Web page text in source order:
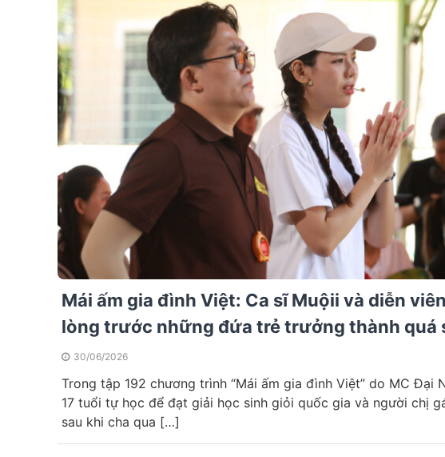
Mái ấm gia đình Việt: Ca sĩ Muộii và diễn
lòng trước những đứa trẻ trưởng thành quá
30/06/2026
Trong tập 192 chương trình “Mái ấm gia đình Việt” do MC Đại
17 tuổi tự học để đạt giải học sinh giỏi quốc gia và người chị
sau khi cha qua […]